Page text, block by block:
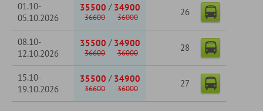
01.10-
05.10.2026
35500 / 34900
36600 36000
26
08.10-
12.10.2026
35500 / 34900
36600 36000
28
15.10-
19.10.2026
35500 / 34900
36600 36000
27